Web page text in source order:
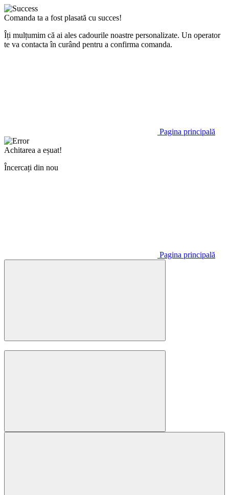
Comanda ta a fost plasată cu succes!
Îți mulțumim că ai ales cadourile noastre personalizate. Un operator
te va contacta în curând pentru a confirma comanda.
Pagina principală
Achitarea a eșuat!
Încercați din nou
Pagina principală